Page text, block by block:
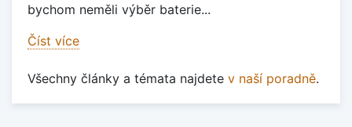
bychom neměli výběr baterie...
Číst více
Všechny články a témata najdete v naší poradně.